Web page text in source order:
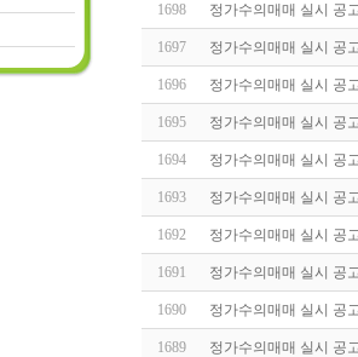
1698 정가수의매매 실시 공
1697 정가수의매매 실시 공
1696 정가수의매매 실시 공
1695 정가수의매매 실시 공
1694 정가수의매매 실시 공
1693 정가수의매매 실시 공
1692 정가수의매매 실시 공
1691 정가수의매매 실시 공
1690 정가수의매매 실시 공
1689 정가수의매매 실시 공